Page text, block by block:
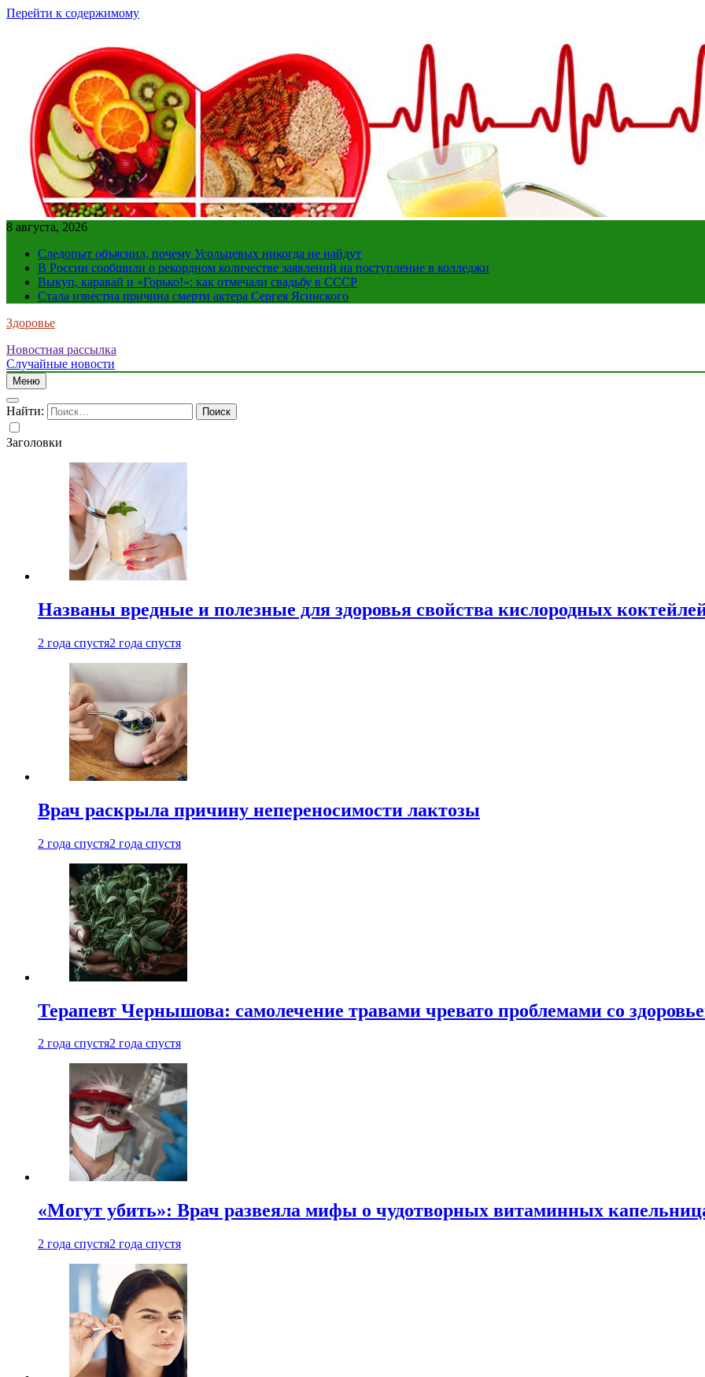
Перейти к содержимому
8 августа, 2026
Следопыт объяснил, почему Усольцевых никогда не найдут
В России сообщили о рекордном количестве заявлений на поступление в колледжи
Выкуп, каравай и «Горько!»: как отмечали свадьбу в СССР
Стала известна причина смерти актера Сергея Ясинского
Здоровье
Новостная рассылка
Случайные новости
Меню
Найти:
Заголовки
Названы вредные и полезные для здоровья свойства кислородных
2 года спустя2 года спустя
Врач раскрыла причину непереносимости лактозы
2 года спустя2 года спустя
Терапевт Чернышова: самолечение травами чревато проблемами со
2 года спустя2 года спустя
«Могут убить»: Врач развеяла мифы о чудотворных витаминных
2 года спустя2 года спустя